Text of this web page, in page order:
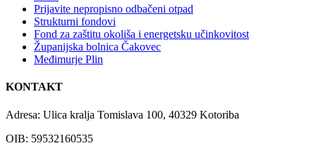
Prijavite nepropisno odbačeni otpad
Strukturni fondovi
Fond za zaštitu okoliša i energetsku učinkovitost
Županijska bolnica Čakovec
Međimurje Plin
KONTAKT
Adresa: Ulica kralja Tomislava 100, 40329 Kotoriba
OIB: 59532160535